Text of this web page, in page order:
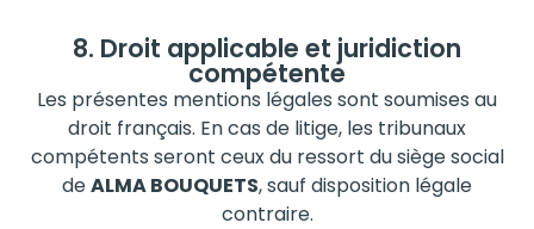
8. Droit applicable et juridiction
compétente
Les présentes mentions légales sont soumises au
droit français. En cas de litige, les tribunaux
compétents seront ceux du ressort du siège social
deALMA BOUQUETS, sauf disposition légale
contraire.